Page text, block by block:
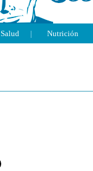
Salud | Nutrición